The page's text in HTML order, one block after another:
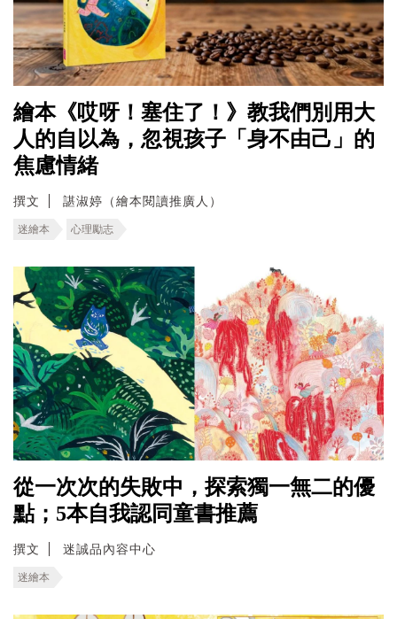
繪本《哎呀！塞住了！》教我們別用大
人的自以為，忽視孩子「身不由己」的
焦慮情緒
撰文 諶淑婷（繪本閱讀推廣人）
迷繪本 心理勵志
從一次次的失敗中，探索獨一無二的優
點；5本自我認同童書推薦
撰文 迷誠品內容中心
迷繪本